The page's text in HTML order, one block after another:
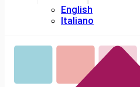
English
Italiano